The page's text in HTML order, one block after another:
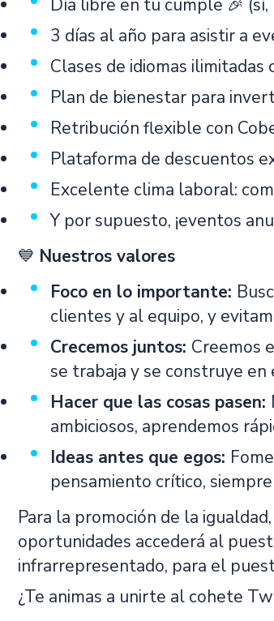
Día libre en tu cumple 🎉
3 días al año para asistir a
Clases de idiomas
Plan de bienestar para
Retribución flexible con
Plataforma de descuentos
Excelente clima laboral:
Y por supuesto, ¡eventos
💙 Nuestros valores
Foco en lo importante:
clientes y al equipo, y
Crecemos juntos: Creemos
se trabaja y se construye en
Hacer que las cosas pasen:
ambiciosos, aprendemos
Ideas antes que egos:
pensamiento crítico,
Para la promoción de la
oportunidades accederá al
infrarrepresentado, para el
¿Te animas a unirte al cohete